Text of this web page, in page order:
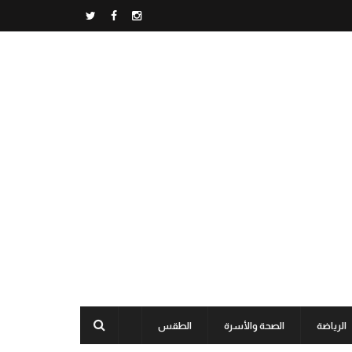
الرياضة الصحة والأسرة الطقس